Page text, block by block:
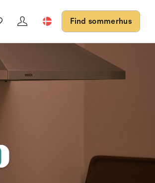
Find sommerhus